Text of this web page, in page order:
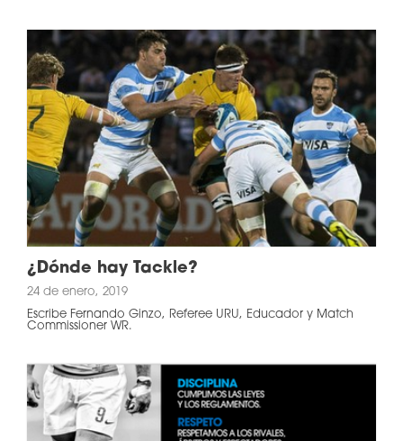
¿Dónde hay Tackle?
24 de enero, 2019
Escribe Fernando Ginzo, Referee URU, Educador y Match
Commissioner WR.